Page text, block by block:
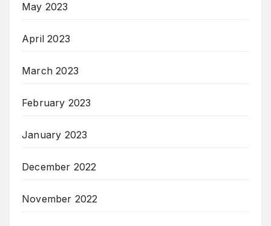
May 2023
April 2023
March 2023
February 2023
January 2023
December 2022
November 2022